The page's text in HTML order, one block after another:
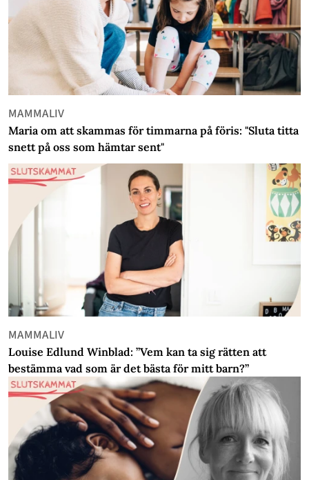
MAMMALIV
Maria om att skammas för timmarna på föris: "Sluta titta
snett på oss som hämtar sent"
MAMMALIV
Louise Edlund Winblad: ”Vem kan ta sig rätten att
bestämma vad som är det bästa för mitt barn?”